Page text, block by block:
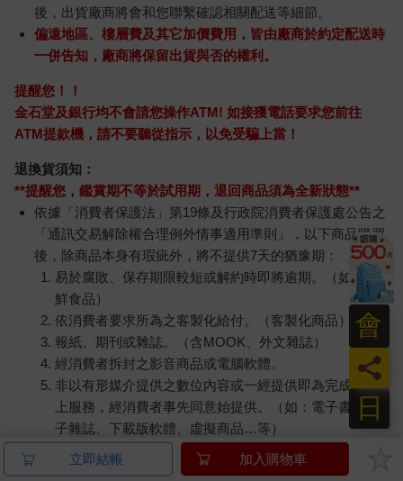
後，出貨廠商將會和您聯繫確認相關配送等細節。
偏遠地區、樓層費及其它加價費用，皆由廠商於約定配送時
一併告知，廠商將保留出貨與否的權利。
提醒您！！
金石堂及銀行均不會請您操作ATM! 如接獲電話要求您前往
ATM提款機，請不要聽從指示，以免受騙上當！
退換貨須知：
**提醒您，鑑賞期不等於試用期，退回商品須為全新狀態**
依據「消費者保護法」第19條及行政院消費者保護處公告之
「通訊交易解除權合理例外情事適用準則」，以下商品購買
後，除商品本身有瑕疵外，將不提供7天的猶豫期：
易於腐敗、保存期限較短或解約時即將逾期。（如：生
鮮食品）
依消費者要求所為之客製化給付。（客製化商品）
報紙、期刊或雜誌。（含MOOK、外文雜誌）
經消費者拆封之影音商品或電腦軟體。
非以有形媒介提供之數位內容或一經提供即為完成之線
上服務，經消費者事先同意始提供。（如：電子書、電
子雜誌、下載版軟體、虛擬商品…等）
已拆封之個人衛生用品。（如：內衣褲、刮鬍刀、除毛
刀…等）